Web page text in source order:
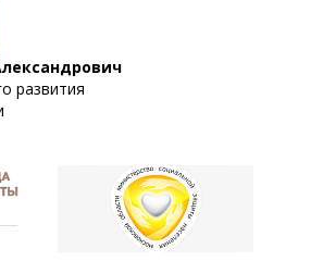
развития